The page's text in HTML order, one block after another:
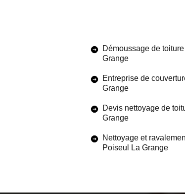
Démoussage de
Grange
Entreprise de
Grange
Devis nettoyage de
Grange
Nettoyage et
Poiseul La Grange